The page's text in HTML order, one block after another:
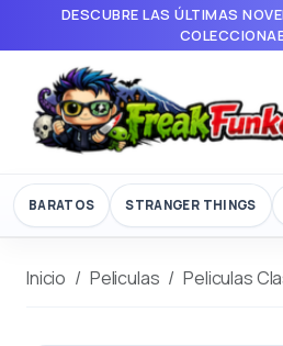
DESCUBRE LAS ÚLTIMAS
BARATOS STRANGER THINGS
Inicio Peliculas Peliculas